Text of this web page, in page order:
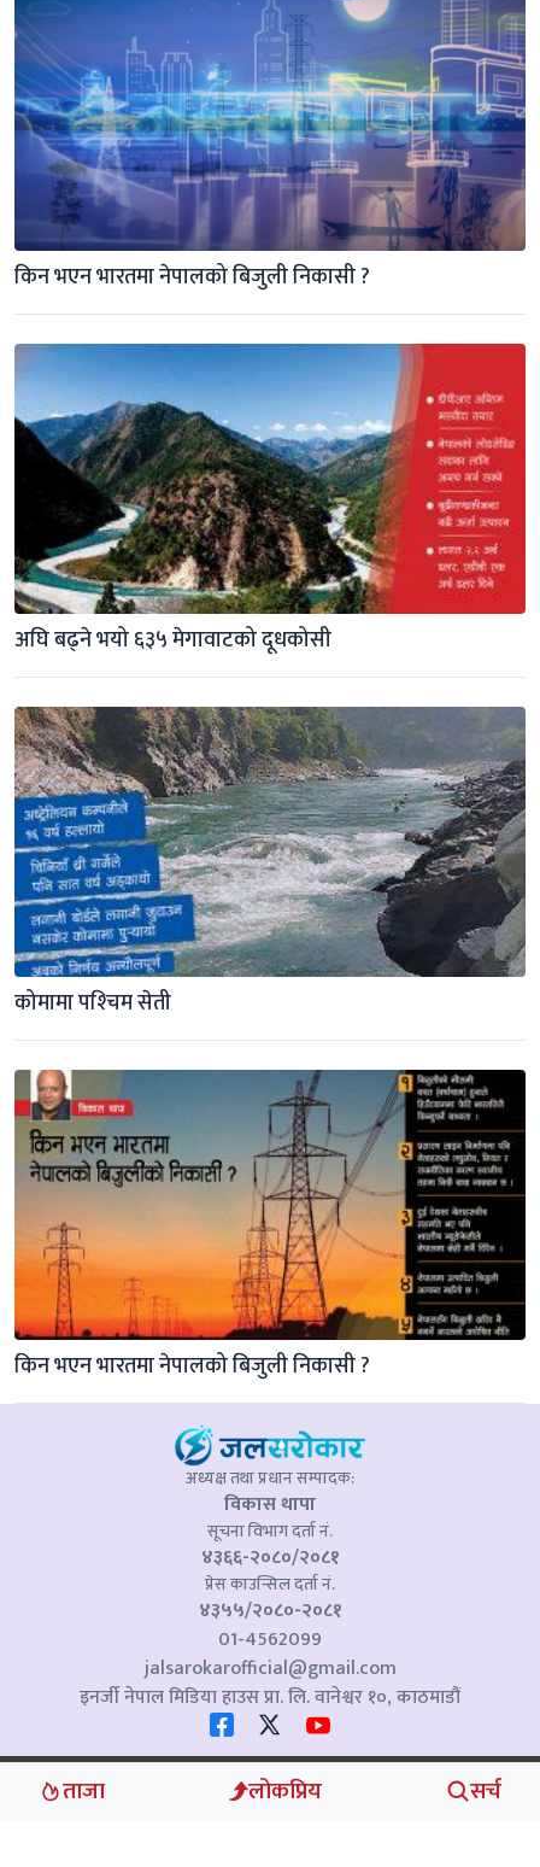
ताजा लोकप्रिय सर्च
किन भएन भारतमा नेपालको बिजुली निकासी ?
अघि बढ्ने भयो ६३५ मेगावाटको दूधकोसी
कोमामा पश्‍चिम सेती
किन भएन भारतमा नेपालको बिजुली निकासी ?
अध्यक्ष तथा प्रधान सम्पादक:
विकास थापा
सूचना विभाग दर्ता नं.
४३६६-२०८०/२०८१
प्रेस काउन्सिल दर्ता नं.
४३५५/२०८०-२०८१
01-4562099
jalsarokarofficial@gmail.com
इनर्जी नेपाल मिडिया हाउस प्रा. लि. वानेश्वर १०, काठमाडौं
Copyright © Jalsarokar 2024 . All Rights Reserved.
POWERED BYBibek Devkota